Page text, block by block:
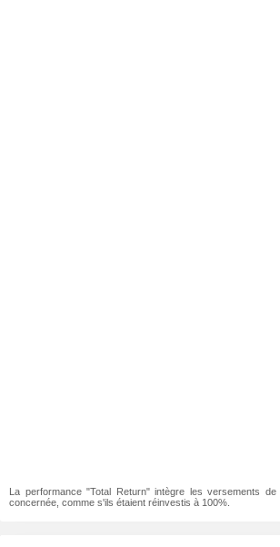
La performance "Total Return" intègre les versements
concernée, comme s'ils étaient réinvestis à 100%.